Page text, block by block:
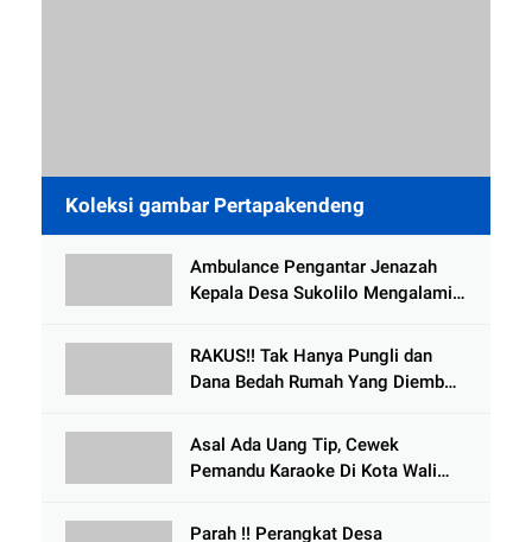
Koleksi gambar Pertapakendeng
Ambulance Pengantar Jenazah
Kepala Desa Sukolilo Mengalami
Meninggal Dunia
RAKUS!! Tak Hanya Pungli dan
Dana Bedah Rumah Yang Diembat,
Tlogowungu, di Duga
Selewengkan Bantuan Mushola
Asal Ada Uang Tip, Cewek
Pemandu Karaoke Di Kota Wali
Parah !! Perangkat Desa